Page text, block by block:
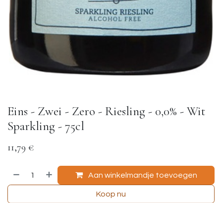
Eins - Zwei - Zero - Riesling - 0,0% - Wit
Sparkling - 75cl
11,79 €
Aan winkelmandje toevoegen
Koop nu